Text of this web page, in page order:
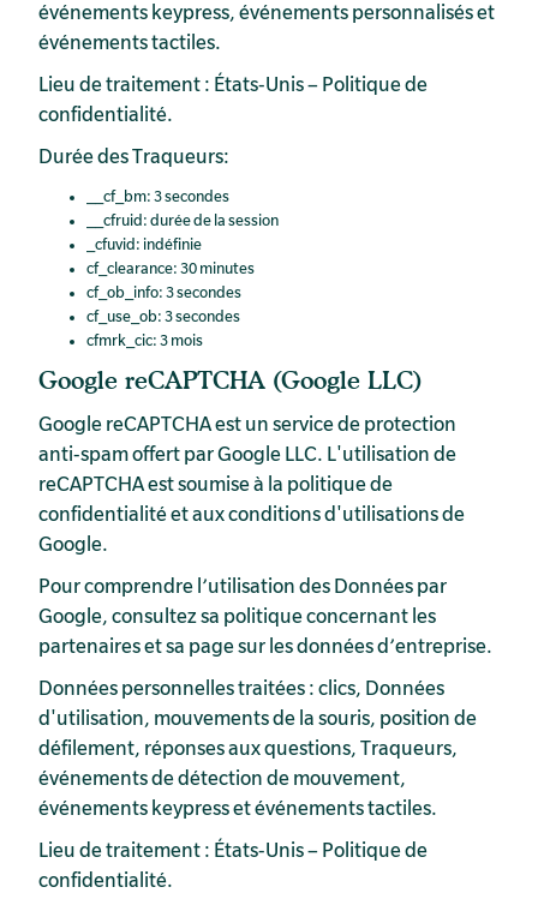
événements keypress, événements personnalisés et
événements tactiles.
Lieu de traitement : États-Unis – Politique de
confidentialité.
Durée des Traqueurs:
__cf_bm: 3 secondes
__cfruid: durée de la session
_cfuvid: indéfinie
cf_clearance: 30 minutes
cf_ob_info: 3 secondes
cf_use_ob: 3 secondes
cfmrk_cic: 3 mois
Google reCAPTCHA (Google LLC)
Google reCAPTCHA est un service de protection
anti-spam offert par Google LLC. L'utilisation de
reCAPTCHA est soumise à la politique de
confidentialitéet auxconditions d'utilisationsde
Google.
Pour comprendre l’utilisation des Données par
Google, consultez sa politique concernant les
partenaireset sa page sur les données d’entreprise.
Données personnelles traitées : clics, Données
d'utilisation, mouvements de la souris, position de
défilement, réponses aux questions, Traqueurs,
événements de détection de mouvement,
événements keypress et événements tactiles.
Lieu de traitement : États-Unis – Politique de
confidentialité.